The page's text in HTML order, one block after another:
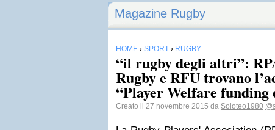
Magazine Rugby
HOME › SPORT › RUGBY
“il rugby degli altri”:
Rugby e RFU trovano
“Player Welfare funding
Creato il 27 novembre 2015 da Soloteo1980